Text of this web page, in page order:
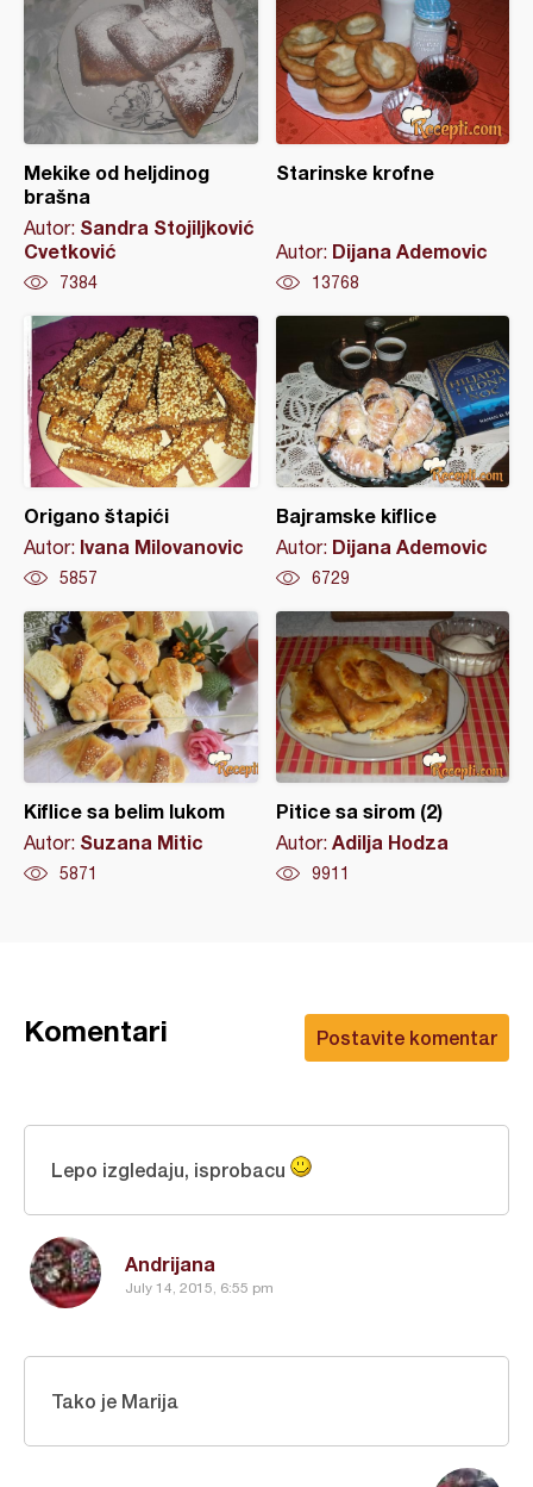
Mekike od heljdinog
brašna
Autor: Sandra Stojiljković
Cvetković
7384
Starinske krofne
Autor: Dijana Ademovic
13768
Origano štapići
Autor: Ivana Milovanovic
5857
Bajramske kiflice
Autor: Dijana Ademovic
6729
Kiflice sa belim lukom
Autor: Suzana Mitic
5871
Pitice sa sirom (2)
Autor: Adilja Hodza
9911
Postavite komentar
Komentari
Andrijana
July 14, 2015, 6:55 pm
Lepo izgledaju, isprobacu
Tako je Marija